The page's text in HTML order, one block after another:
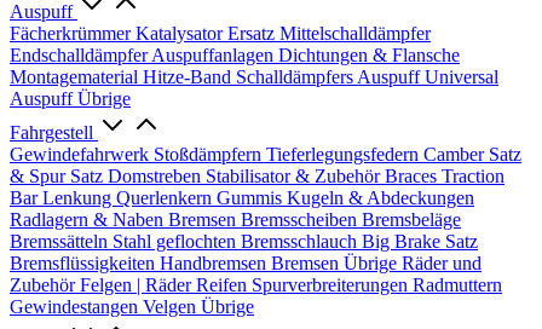
Auspuff
FächerkrümmerKatalysator Ersatz Mittelschalldämpfer
EndschalldämpferAuspuffanlagen Dichtungen & Flansche
Montagematerial Hitze-Band Schalldämpfers Auspuff Universal
Auspuff Übrige
Fahrgestell
Gewindefahrwerk Stoßdämpfern Tieferlegungsfedern Camber Satz
& Spur Satz Domstreben Stabilisator & ZubehörBraces Traction
BarLenkung Querlenkern Gummis Kugeln & Abdeckungen
Radlagern & Naben Bremsen Bremsscheiben Bremsbeläge
Bremssätteln Stahl geflochten Bremsschlauch Big Brake Satz
Bremsflüssigkeiten Handbremsen Bremsen Übrige Räder und
ZubehörFelgen | RäderReifen Spurverbreiterungen Radmuttern
Gewindestangen Velgen Übrige